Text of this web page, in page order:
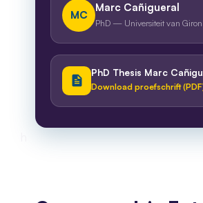
MC
Marc Cañigueral
PhD — Universiteit van
PhD Thesis Marc
Download proefschrift